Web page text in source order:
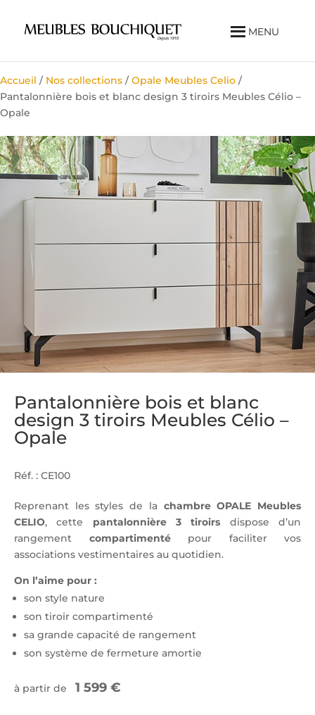
MENU
Accueil / Nos collections /Opale Meubles Celio /
Pantalonnière bois et blanc design 3 tiroirs Meubles Célio –
Opale
Pantalonnière bois et blanc
design 3 tiroirs Meubles Célio –
Opale
Réf. : CE100
Reprenant les styles de la chambre OPALE Meubles
CELIO, cette pantalonnière 3 tiroirs dispose d’un
rangement compartimentépour faciliter vos
associations vestimentaires au quotidien.
On l’aime pour :
son style nature
son tiroir compartimenté
sa grande capacité de rangement
son système de fermeture amortie
à partir de 1 599 €